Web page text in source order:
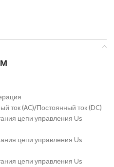
ток (AC)/Постоянный ток (DC)
цепи управления Us
цепи управления Us
цепи управления Us